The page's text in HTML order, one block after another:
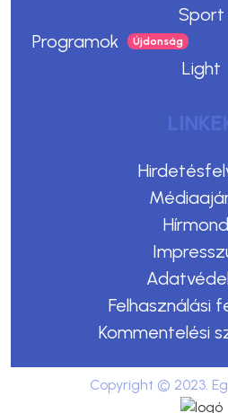
Sport
Programok
Light
Felhasználási
Kommentelési
Copyright © 2023.